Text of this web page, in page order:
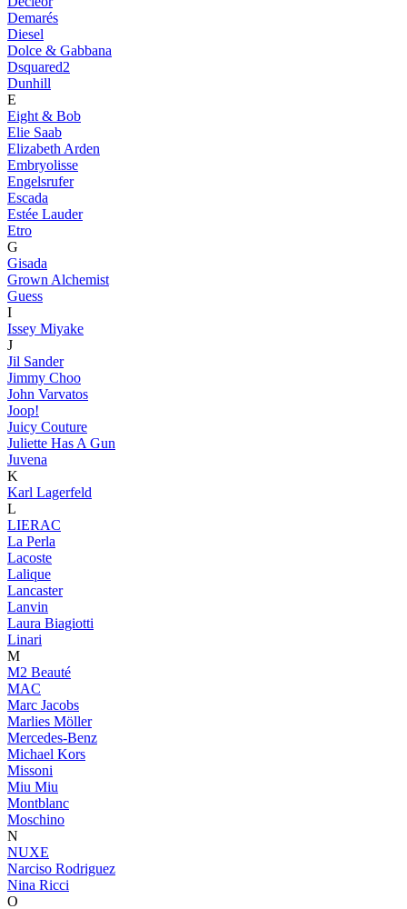
Demarés
Diesel
Dolce & Gabbana
Dsquared2
Dunhill
E
Eight & Bob
Elie Saab
Elizabeth Arden
Embryolisse
Engelsrufer
Escada
Estée Lauder
Etro
G
Gisada
Grown Alchemist
Guess
I
Issey Miyake
J
Jil Sander
Jimmy Choo
John Varvatos
Joop!
Juicy Couture
Juliette Has A Gun
Juvena
K
Karl Lagerfeld
L
LIERAC
La Perla
Lacoste
Lalique
Lancaster
Lanvin
Laura Biagiotti
Linari
M
M2 Beauté
MAC
Marc Jacobs
Marlies Möller
Mercedes-Benz
Michael Kors
Missoni
Miu Miu
Montblanc
Moschino
N
NUXE
Narciso Rodriguez
Nina Ricci
O